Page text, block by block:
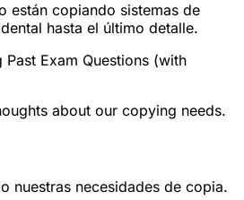
están copiando sistemas de
hasta el último detalle.
Past Exam Questions (with
about our copying needs.
nuestras necesidades de copia.